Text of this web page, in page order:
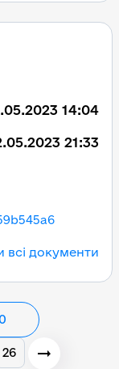
14:04
21:33
всі документи
26